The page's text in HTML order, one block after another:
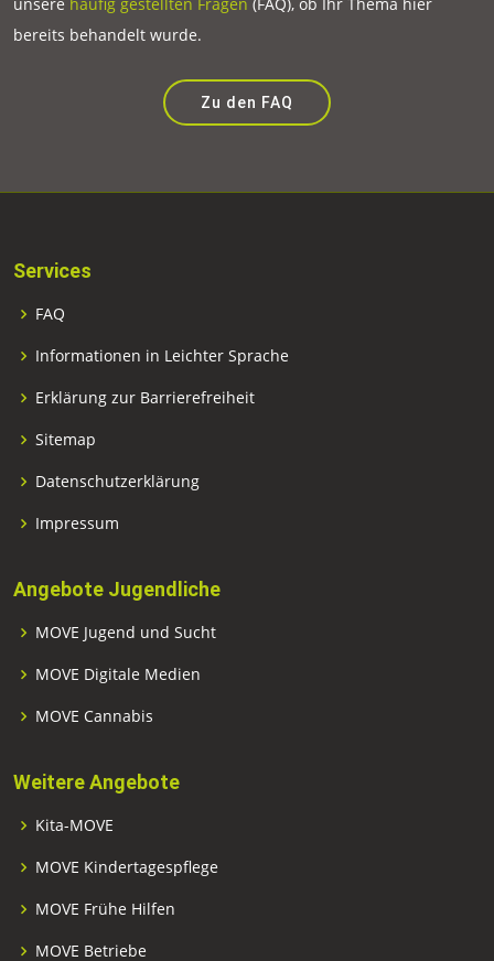
bereits behandelt wurde.
Zu den FAQ
Services
FAQ
Informationen in Leichter Sprache
Erklärung zur Barrierefreiheit
Sitemap
Datenschutzerklärung
Impressum
Angebote Jugendliche
MOVE Jugend und Sucht
MOVE Digitale Medien
MOVE Cannabis
Weitere Angebote
Kita-MOVE
MOVE Kindertagespflege
MOVE Frühe Hilfen
MOVE Betriebe